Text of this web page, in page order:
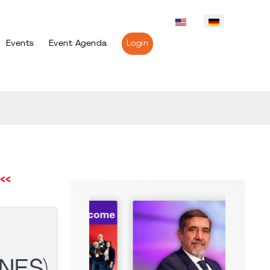
Events Event Agenda Login